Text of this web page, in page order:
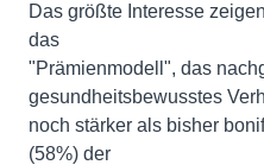
Das größte Interesse
das
"Prämienmodell", das
gesundheitsbewusstes
noch stärker als bisher
(58%) der